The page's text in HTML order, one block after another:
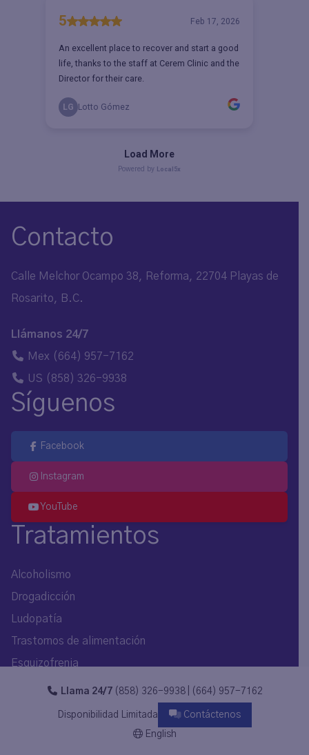
Llama 24/7 (858) 326-9938 | (664) 957-7162
Disponibilidad Limitada
Contáctenos
English
Contacto
Calle Melchor Ocampo 38, Reforma, 22704 Playas de
Rosarito, B.C.
Llámanos 24/7
Mex (664) 957-7162
US (858) 326-9938
Síguenos
Facebook
Instagram
YouTube
Tratamientos
Alcoholismo
Drogadicción
Ludopatía
Trastornos de alimentación
Esquizofrenia
Bipolaridad